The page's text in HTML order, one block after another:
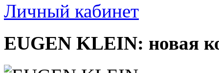
Личный кабинет
EUGEN KLEIN: новая